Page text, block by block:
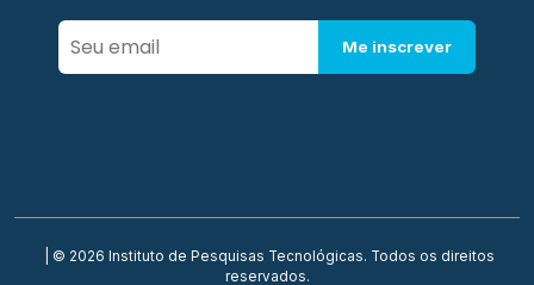
Me inscrever
| © 2026 Instituto de Pesquisas Tecnológicas. Todos os direitos
reservados.